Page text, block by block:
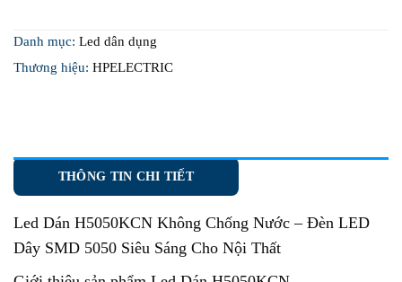
Danh mục: Led dân dụng
Thương hiệu: HPELECTRIC
THÔNG TIN CHI TIẾT
Led Dán H5050KCN Không Chống Nước – Đèn LED
Dây SMD 5050 Siêu Sáng Cho Nội Thất